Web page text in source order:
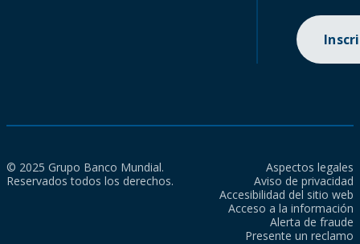
© 2025 Grupo Banco Mundial.
Reservados todos los derechos.
Aspectos legales
Aviso de privacidad
Accesibilidad del sitio web
Acceso a la información
Alerta de fraude
Presente un reclamo